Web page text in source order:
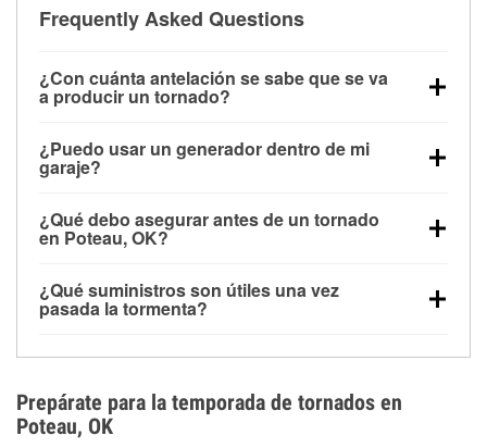
Frequently Asked Questions
¿Con cuánta antelación se sabe que se va
a producir un tornado?
apenas previo aviso. Las alertas pueden emitirse
minutos antes de que toquen tierra, por lo que es
¿Puedo usar un generador dentro de mi
garaje?
una distancia mínima de 20 pies de puertas y
ventanas, para evitar la acumulación de monóxido
¿Qué debo asegurar antes de un tornado
en Poteau, OK?
trampolines y cualquier objeto suelto del jardín
deben asegurarse o guardarse para reducir la
¿Qué suministros son útiles una vez
pasada la tormenta?
ayudan a reducir el riesgo de lesiones durante las
labores de limpiezas.
Prepárate para la temporada de tornados en
Poteau, OK